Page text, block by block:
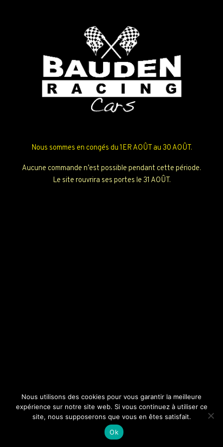
Nous sommes en congés du 1ER AOÛT au 30 AOÛT.
Aucune commande n’est possible pendant cette période.
Le site rouvrira ses portes le 31 AOÛT.
Nous utilisons des cookies pour vous garantir la meilleure
expérience sur notre site web. Si vous continuez à utiliser ce
site, nous supposerons que vous en êtes satisfait.
Ok